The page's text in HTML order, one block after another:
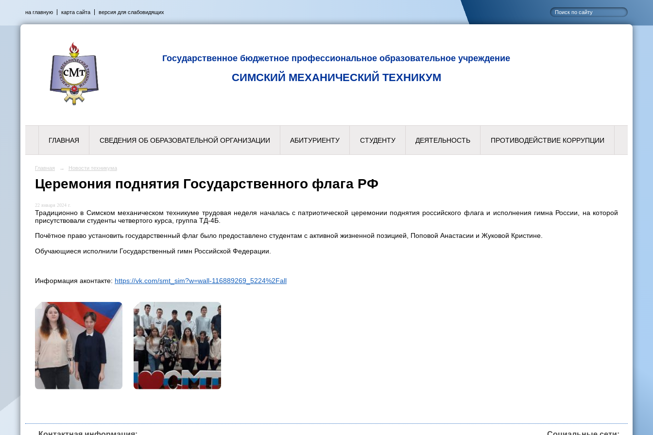
на главную карта сайта версия для слабовидящих
Государственное бюджетное профессиональное образовательное учреждение
СИМСКИЙ МЕХАНИЧЕСКИЙ ТЕХНИКУМ
ГЛАВНАЯ СВЕДЕНИЯ ОБ ОБРАЗОВАТЕЛЬНОЙ ОРГАНИЗАЦИИ АБИТУРИЕНТУ СТУДЕНТУ ДЕЯТЕЛЬНОСТЬ ПРОТИВОДЕЙСТВИЕ КОРРУПЦИИ
Главная → Новости техникума
Церемония поднятия Государственного флага РФ
22 января 2024 г.
Традиционно в Симском механическом техникуме трудовая неделя началась с патриотической церемонии поднятия российского флага и исполнения гимна России, на которой
присутствовали студенты четвертого курса, группа ТД-4Б.
Почётное право установить государственный флаг было предоставлено студентам с активной жизненной позицией, Поповой Анастасии и Жуковой Кристине.
Обучающиеся исполнили Государственный гимн Российской Федерации.
Информация аконтакте: https://vk.com/smt_sim?w=wall-116889269_5224%2Fall